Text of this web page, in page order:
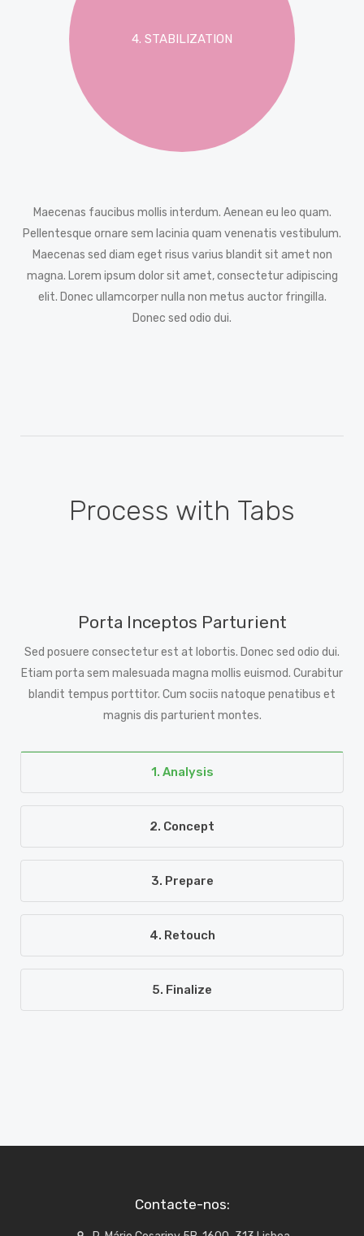
4. STABILIZATION
Maecenas faucibus mollis interdum. Aenean eu leo quam.
Pellentesque ornare sem lacinia quam venenatis vestibulum.
Maecenas sed diam eget risus varius blandit sit amet non
magna. Lorem ipsum dolor sit amet, consectetur adipiscing
elit. Donec ullamcorper nulla non metus auctor fringilla.
Donec sed odio dui.
Process with Tabs
Porta Inceptos Parturient
Sed posuere consectetur est at lobortis. Donec sed odio dui.
Etiam porta sem malesuada magna mollis euismod. Curabitur
blandit tempus porttitor. Cum sociis natoque penatibus et
magnis dis parturient montes.
1. Analysis
2. Concept
3. Prepare
4. Retouch
5. Finalize
Contacte-nos: